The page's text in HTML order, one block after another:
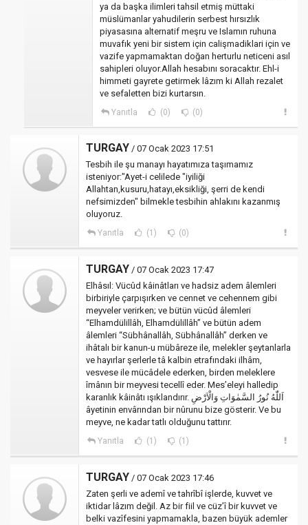
ya da başka ilimleri tahsil etmiş müttaki
müslümanlar yahudilerin serbest hırsızlık
piyasasına alternatif meşru ve Islamın ruhuna
muvafık yeni bir sistem için calişmadiklari için ve
vazife yapmamaktan doğan herturlu neticeni asıl
sahipleri oluyor.Allah hesabını soracaktır. Ehl-i
himmeti gayrete getirmek lâzım ki Allah rezalet
ve sefaletten bizi kurtarsın.
Yanıtla (0) (0)
TURGAY / 07 Ocak 2023 17:51
Tesbih ile şu manayı hayatımıza taşımamız
isteniyor:"Ayet-i celilede "iyiliği
Allahtan,kusuru,hatayı,eksikliği, şerri de kendi
nefsimizden" bilmekle tesbihin ahlakını kazanmış
oluyoruz.
Yanıtla (1) (0)
TURGAY / 07 Ocak 2023 17:47
Elhâsıl: Vücûd kâinâtları ve hadsiz adem âlemleri
birbiriyle çarpışırken ve cennet ve cehennem gibi
meyveler verirken; ve bütün vücûd âlemleri
“Elhamdülillâh, Elhamdülillâh” ve bütün adem
âlemleri “Sübhânallâh, Sübhânallâh” derken ve
ihâtalı bir kanun-u mübâreze ile, melekler şeytanlarla
ve hayırlar şerlerle tâ kalbin etrafındaki ilhâm,
vesvese ile mücâdele ederken, birden meleklere
îmânın bir meyvesi tecellî eder. Mes’eleyi halledip
karanlık kâinâtı ışıklandırır. اَللّٰهُ نُورُ السَّمٰوَاتِ وَالْاَرْضِ
âyetinin envârından bir nûrunu bize gösterir. Ve bu
meyve, ne kadar tatlı olduğunu tattırır.
Yanıtla (1) (1)
TURGAY / 07 Ocak 2023 17:46
Zaten şerli ve ademî ve tahrîbî işlerde, kuvvet ve
iktidar lâzım değil. Az bir fiil ve cüz’î bir kuvvet ve
belki vazîfesini yapmamakla, bazen büyük ademler